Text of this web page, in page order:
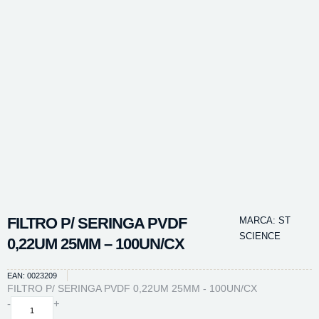
FILTRO P/ SERINGA PVDF
0,22UM 25MM – 100UN/CX
MARCA: ST
SCIENCE
EAN: 0023209
FILTRO P/ SERINGA PVDF 0,22UM 25MM - 100UN/CX
-
FILTRO
+